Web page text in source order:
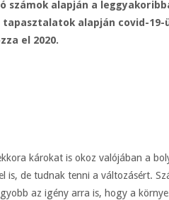
alapján a
alapján covid-
el 2020.
károkat is okoz valójában a
is, de tudnak tenni a változásért.
az igény arra is, hogy a